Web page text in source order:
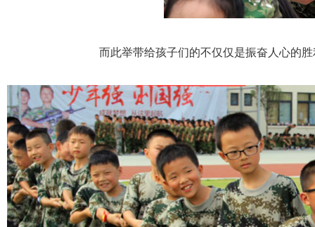
而此举带给孩子们的不仅仅是振奋人心的